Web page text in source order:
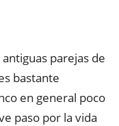
parejas de
bastante
en general poco
paso por la vida